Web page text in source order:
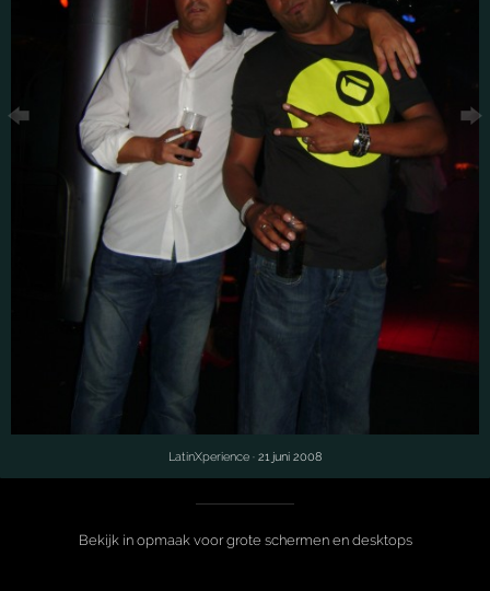
LatinXperience · 21 juni 2008
Bekijk in opmaak voor grote schermen en desktops